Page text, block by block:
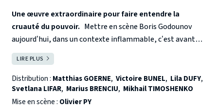
Une œuvre extraordinaire pour faire entendre la
cruauté du pouvoir. Mettre en scène Boris Godounov
aujourd’hui, dans un contexte inflammable, c’est avant
tout pour mettre en lumière et interroger le poids de
l’héritage de la violence. Olivier Py et son compagnon de
route Pierre-André Weitz feront cheminer l’opéra sur 4
siècles. Matthias Goerne incarnera un Boris tourmenté par
la folie du pouvoir et sa solitude. Avec une distribution
LIRE PLUS
Distribution : Matthias GOERNE, Victoire BUNEL, Lila DUFY,
Svetlana LIFAR, Marius BRENCIU, Mikhail TIMOSHENKO
Mise en scène : Olivier PY